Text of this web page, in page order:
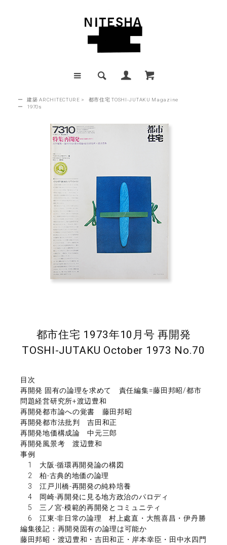
ー 建築 ARCHITECTURE >
都市住宅 TOSHI-JUTAKU Magazine
ー
1970s
都市住宅 1973年10月号 再開発
TOSHI-JUTAKU October 1973 No.70
目次
再開発 固有の論理を求めて 責任編集=藤田邦昭/都市
問題経営研究所+渡辺豊和
再開発都市論への覚書 藤田邦昭
再開発都市法批判 吉田和正
再開発地価構成論 中元三郎
再開発風景考 渡辺豊和
事例
1 大阪-循環再開発論の構図
2 柏-古典的地価の論理
3 江戸川橋-再開発の純粋培養
4 岡崎-再開発に見る地方政治のパロディ
5 三ノ宮-模範的再開発とコミュニティ
6 江東-非日常の論理 村上處直・大熊喜昌・伊丹勝
編集後記：再開発固有の論理は可能か
藤田邦昭・渡辺豊和・吉田和正・岸本幸臣・田中水四門